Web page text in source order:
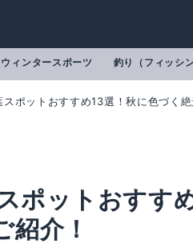
ウィンタースポーツ 釣り（フィッシン
スポットおすすめ13選！秋に色づく
ポットおすす
紹介！